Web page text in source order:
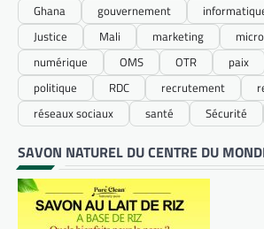
Ghana
gouvernement
Justice
Mali marketing
numérique
OMS OTR paix
politique
RDC recrutement
réseaux sociaux
santé Sécurité
SAVON NATUREL DU CENTRE DU